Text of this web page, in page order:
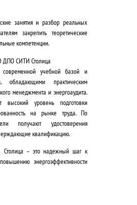
занятия и разбор реальных
закрепить теоретические
компетенции.
ДПО СИТИ Столица
современной учебной базой и
обладающими практическим
менеджмента и энергоаудита.
высокий уровень подготовки
на рынке труда. По
получают удостоверения
квалификацию.
– это надежный шаг к
энергоэффективности